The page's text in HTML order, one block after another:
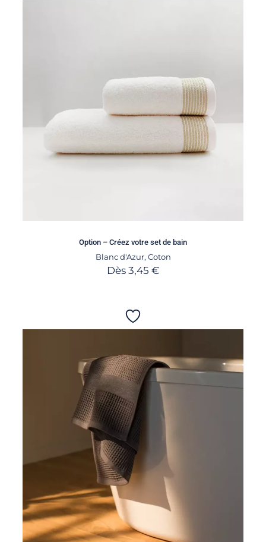
Option – Créez votre set de bain
Blanc d'Azur, Coton
Dès 3,45 €